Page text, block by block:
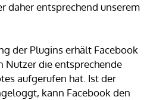
daher entsprechend unserem
der Plugins erhält Facebook
Nutzer die entsprechende
aufgerufen hat. Ist der
kann Facebook den